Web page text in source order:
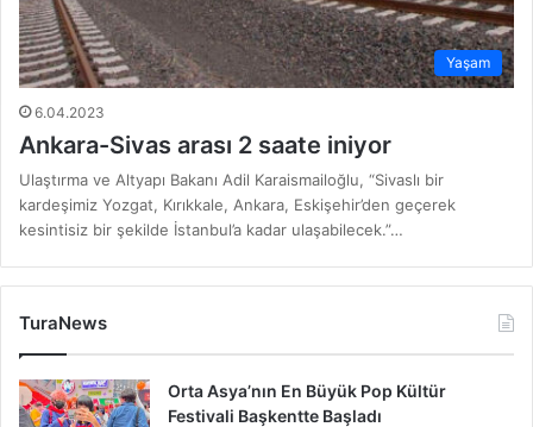
Yaşam
6.04.2023
Ankara-Sivas arası 2 saate iniyor
Ulaştırma ve Altyapı Bakanı Adil Karaismailoğlu, “Sivaslı bir
kardeşimiz Yozgat, Kırıkkale, Ankara, Eskişehir’den geçerek
kesintisiz bir şekilde İstanbul’a kadar ulaşabilecek.”…
TuraNews
Orta Asya’nın En Büyük Pop Kültür
Festivali Başkentte Başladı